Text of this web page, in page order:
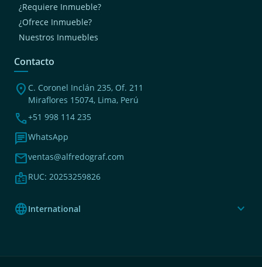
¿Requiere Inmueble?
¿Ofrece Inmueble?
Nuestros Inmuebles
Contacto
location_on C. Coronel Inclán 235, Of. 211
Miraflores 15074, Lima, Perú
phone+51 998 114 235
chatWhatsApp
mailventas@alfredograf.com
badgeRUC: 20253259826
languageInternational expand_more